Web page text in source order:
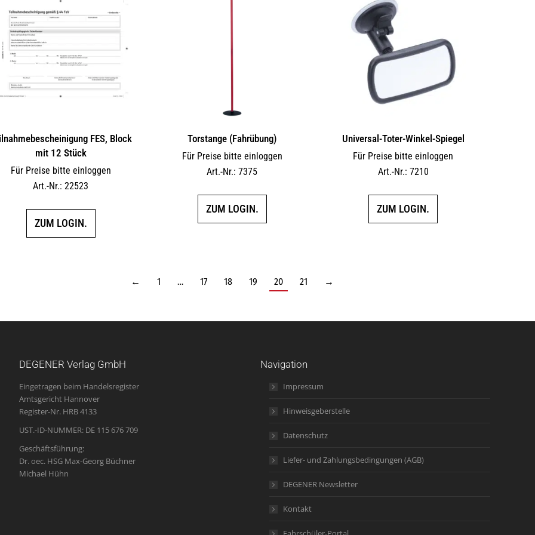
FES, Block
mit 12 Stück
Für Preise bitte einloggen
Art.-Nr.: 22523
ZUM LOGIN.
Torstange (Fahrübung)
Für Preise bitte einloggen
Art.-Nr.: 7375
ZUM LOGIN.
Universal-Toter-Winkel-Spiegel
Für Preise bitte einloggen
Art.-Nr.: 7210
ZUM LOGIN.
← 1 … 17 18 19 20 21 →
DEGENER Verlag GmbH
Eingetragen beim Handelsregister
Amtsgericht Hannover
Register-Nr. HRB 4133
UST.-ID-NUMMER: DE 115 676 709
Geschäftsführung:
Dr. oec. HSG Max-Georg Büchner
Michael Hühn
Navigation
Impressum
Hinweisgeberstelle
Datenschutz
Liefer- und Zahlungsbedingungen (AGB)
DEGENER Newsletter
Kontakt